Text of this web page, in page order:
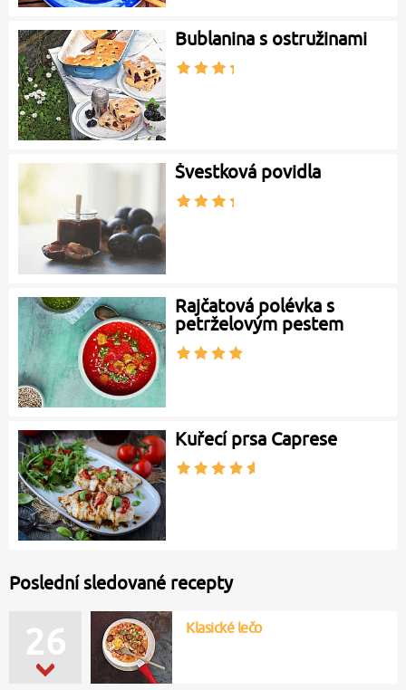
Bublanina s ostružinami
Švestková povidla
Rajčatová polévka s
petrželovým pestem
Kuřecí prsa Caprese
Poslední sledované recepty
26 Klasické lečo